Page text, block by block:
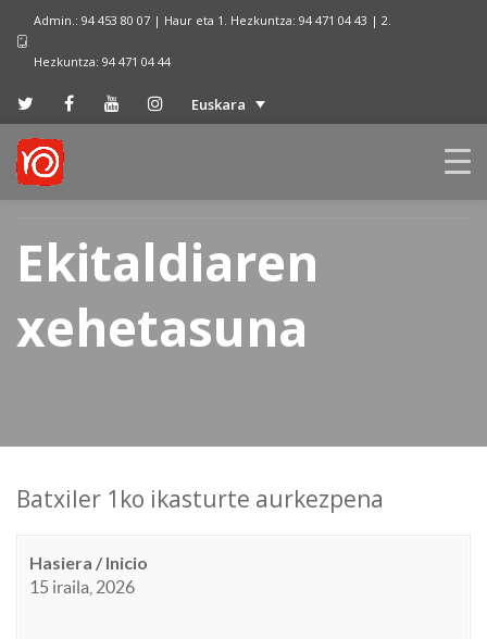
Admin.: 94 453 80 07 | Haur eta 1. Hezkuntza: 94 471 04 43 | 2.
Hezkuntza: 94 471 04 44
Euskara
Ekitaldiaren
xehetasuna
Batxiler 1ko ikasturte aurkezpena
Hasiera / Inicio
15 iraila, 2026